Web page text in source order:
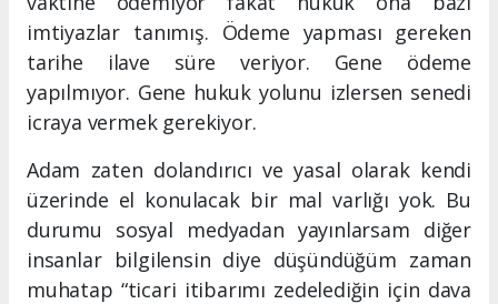
imtiyazlar tanımış. Ödeme yapması gereken
tarihe ilave süre veriyor. Gene ödeme
yapılmıyor. Gene hukuk yolunu izlersen senedi
icraya vermek gerekiyor.
Adam zaten dolandırıcı ve yasal olarak kendi
üzerinde el konulacak bir mal varlığı yok. Bu
durumu sosyal medyadan yayınlarsam diğer
insanlar bilgilensin diye düşündüğüm zaman
muhatap “ticari itibarımı zedelediğin için dava